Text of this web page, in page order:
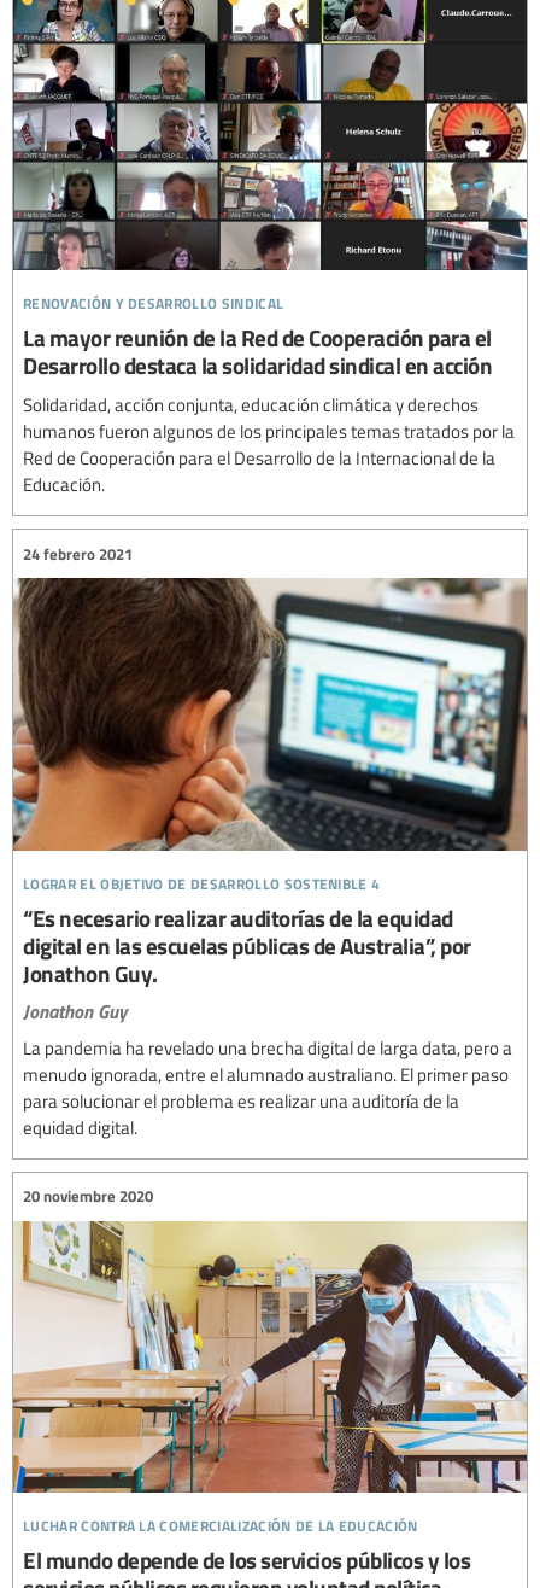
renovación y desarrollo sindical
La mayor reunión de la Red de Cooperación para el
Desarrollo destaca la solidaridad sindical en acción
Solidaridad, acción conjunta, educación climática y derechos
humanos fueron algunos de los principales temas tratados por la
Red de Cooperación para el Desarrollo de la Internacional de la
Educación.
lograr el objetivo de desarrollo sostenible 4
24 febrero 2021
“Es necesario realizar auditorías de la equidad
digital en las escuelas públicas de Australia”, por
Jonathon Guy.
Jonathon Guy
La pandemia ha revelado una brecha digital de larga data, pero a
menudo ignorada, entre el alumnado australiano. El primer paso
para solucionar el problema es realizar una auditoría de la
equidad digital.
luchar contra la comercialización de la educación
20 noviembre 2020
El mundo depende de los servicios públicos y los